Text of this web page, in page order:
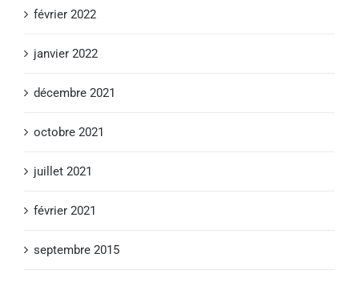
février 2022
janvier 2022
décembre 2021
octobre 2021
juillet 2021
février 2021
septembre 2015